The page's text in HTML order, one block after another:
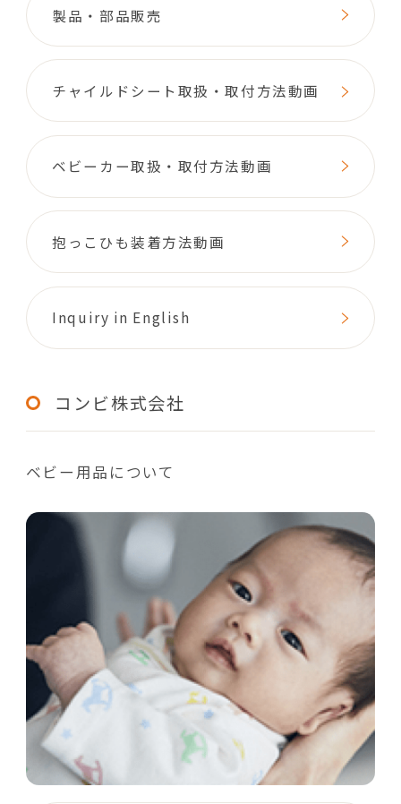
製品・部品販売
チャイルドシート取扱・取付方法動画
ベビーカー取扱・取付方法動画
抱っこひも装着方法動画
Inquiry in English
コンビ株式会社
ベビー用品について